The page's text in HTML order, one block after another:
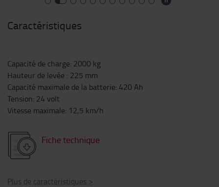
Caractéristiques
Capacité de charge: 2000 kg
Hauteur de levée : 225 mm
Capacité maximale de la batterie: 420 Ah
Tension: 24 volt
Vitesse maximale: 12,5 km/h
Fiche technique
Plus de caractéristiques >